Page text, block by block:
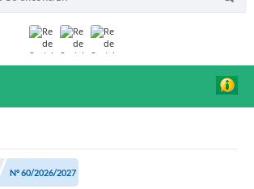
Nº 60/2026/2027